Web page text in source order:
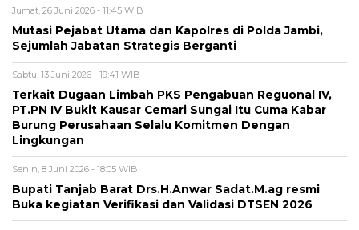
Jumat, 26 Juni 2026 - 11:45 WIB
Mutasi Pejabat Utama dan Kapolres di Polda Jambi,
Sejumlah Jabatan Strategis Berganti
Sabtu, 13 Juni 2026 - 19:41 WIB
Terkait Dugaan Limbah PKS Pengabuan Reguonal IV,
PT.PN IV Bukit Kausar Cemari Sungai Itu Cuma Kabar
Burung Perusahaan Selalu Komitmen Dengan
Lingkungan
Senin, 8 Juni 2026 - 18:05 WIB
Bupati Tanjab Barat Drs.H.Anwar Sadat.M.ag resmi
Buka kegiatan Verifikasi dan Validasi DTSEN 2026